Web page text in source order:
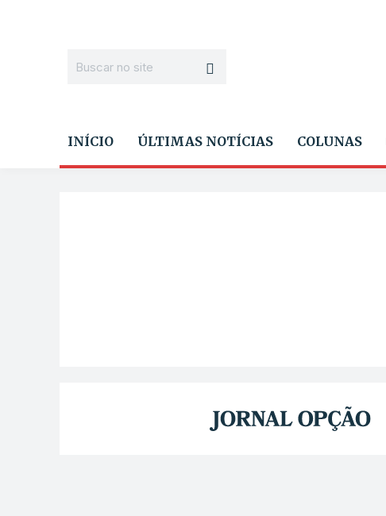
INÍCIO ÚLTIMAS NOTÍCIAS COLUNAS